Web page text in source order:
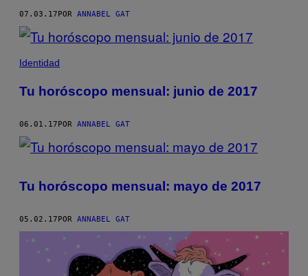
07.03.17POR ANNABEL GAT
Identidad
Tu horóscopo mensual: junio de 2017
06.01.17POR ANNABEL GAT
Tu horóscopo mensual: mayo de 2017
05.02.17POR ANNABEL GAT